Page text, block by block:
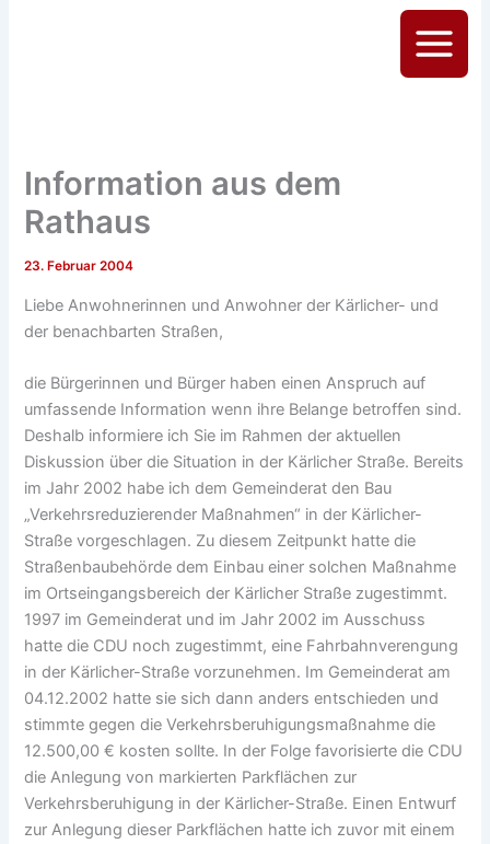
Main
Information aus dem
Rathaus
23. Februar 2004
Liebe Anwohnerinnen und Anwohner der Kärlicher- und
der benachbarten Straßen,
die Bürgerinnen und Bürger haben einen Anspruch auf
umfassende Information wenn ihre Belange betroffen sind.
Deshalb informiere ich Sie im Rahmen der aktuellen
Diskussion über die Situation in der Kärlicher Straße. Bereits
im Jahr 2002 habe ich dem Gemeinderat den Bau
„Verkehrsreduzierender Maßnahmen“ in der Kärlicher-
Straße vorgeschlagen. Zu diesem Zeitpunkt hatte die
Straßenbaubehörde dem Einbau einer solchen Maßnahme
im Ortseingangsbereich der Kärlicher Straße zugestimmt.
1997 im Gemeinderat und im Jahr 2002 im Ausschuss
hatte die CDU noch zugestimmt, eine Fahrbahnverengung
in der Kärlicher-Straße vorzunehmen. Im Gemeinderat am
04.12.2002 hatte sie sich dann anders entschieden und
stimmte gegen die Verkehrsberuhigungsmaßnahme die
12.500,00 € kosten sollte. In der Folge favorisierte die CDU
die Anlegung von markierten Parkflächen zur
Verkehrsberuhigung in der Kärlicher-Straße. Einen Entwurf
zur Anlegung dieser Parkflächen hatte ich zuvor mit einem